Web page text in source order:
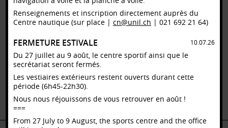
Extérieur
08.08.2025 SAMEDI 9 AOÛT 2025 10.08.2025
Smart Pavillon
07:00 à 23:59
VACANCES D'ETE
VACANCES D'ETE
Renseignements et inscription directement auprès du
Centre nautique (sur place | cn@unil.ch | 021 692 21 64)
10.07.26
FERMETURE ESTIVALE
Du 27 juillet au 9 août, le centre sportif ainsi que le
secrétariat seront fermés.
Les vestiaires extérieurs restent ouverts durant cette
période (6h45-22h30).
Nous nous réjouissons de vous retrouver en août !
===
From 27 July to 9 August, the sports centre and the office